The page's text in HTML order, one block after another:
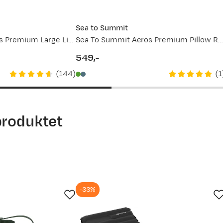
en drybag med klær i som hodepute.
som en god pute. Anbefales
Sea To Summit Aeros Premium Large Lime
(144)
Sea to Summit
Sea To Summit Aeros Premium Pillow Regular Green
549,-
(1
-33%